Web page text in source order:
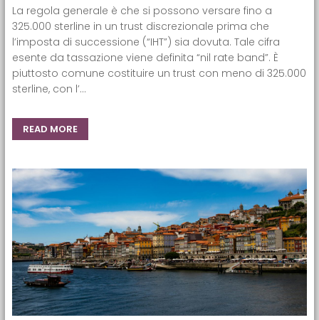
La regola generale è che si possono versare fino a
325.000 sterline in un trust discrezionale prima che
l’imposta di successione (“IHT”) sia dovuta. Tale cifra
esente da tassazione viene definita “nil rate band”. È
piuttosto comune costituire un trust con meno di 325.000
sterline, con l’...
READ MORE